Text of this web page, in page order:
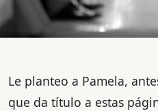
Le planteo a Pamela,
que da título a estas